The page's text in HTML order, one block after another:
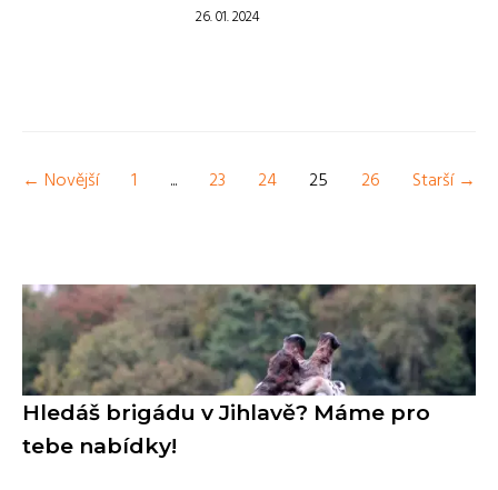
26. 01. 2024
← Novější 1 ... 23 24 25 26 Starší →
Hledáš brigádu v Jihlavě? Máme pro
tebe nabídky!